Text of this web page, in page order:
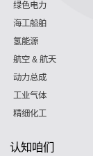
绿色电力
海工船舶
氢能源
航空 & 航天
动力总成
工业气体
精细化工
认知咱们